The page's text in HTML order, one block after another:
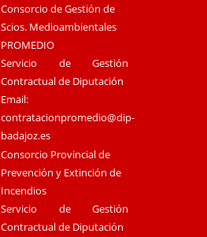
Consorcio de Gestión de
Scios. Medioambientales
PROMEDIO
Servicio de Gestión
Contractual de Diputación
Email:
contratacionpromedio@dip-
badajoz.es
Consorcio Provincial de
Prevención y Extinción de
Incendios
Servicio de Gestión
Contractual de Diputación